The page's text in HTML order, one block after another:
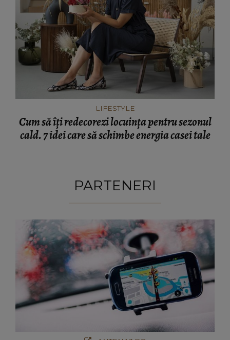
LIFESTYLE
Cum să îți redecorezi locuința pentru sezonul
cald. 7 idei care să schimbe energia casei tale
PARTENERI